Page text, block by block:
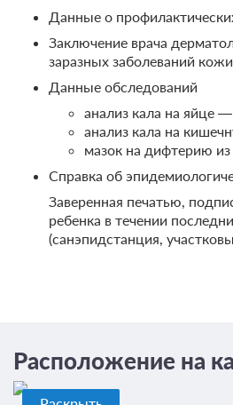
Данные о
Заключение врача
заразных заболеваний кожи
Данные обследований
анализ кала на яйце —
анализ кала на
мазок на дифтерию из
Справка об
Заверенная печатью,
ребенка в течении
(санэпидстанция,
Расположение на